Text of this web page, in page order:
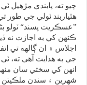
چيو ته، پابندي مڙهيل
هٿياربند ٽولي جي طور
”عسڪريت پسند“ ٽولو
ڪنهن کي به اجازت نه
اجلاس ۾ ان ڳالهه تي
جي به هدايت آهي ته،
انهن کي سختي سان
شهرين ۽ سندن